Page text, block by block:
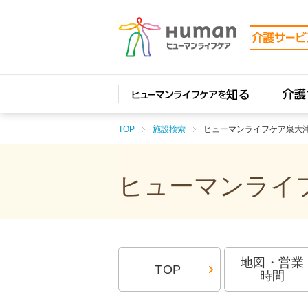
TOP 施設検索 ヒューマンライフケア泉大
ヒューマンライ
TOP
地図・営業
時間